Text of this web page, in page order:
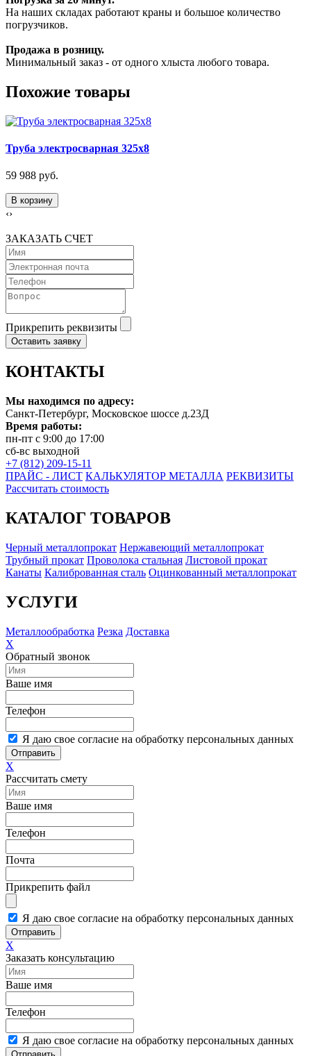
На наших складах работают краны и большое количество
погрузчиков.
Продажа в розницу.
Минимальный заказ - от одного хлыста любого товара.
Похожие товары
Труба электросварная 325х8
59 988 руб.
В корзину
‹›
ЗАКАЗАТЬ СЧЕТ
Прикрепить реквизиты
Оставить заявку
КОНТАКТЫ
Мы находимся по адресу:
Санкт-Петербург, Московское шоссе д.23Д
Время работы:
пн-пт с 9:00 до 17:00
сб-вс выходной
+7 (812) 209-15-11
ПРАЙС - ЛИСТ КАЛЬКУЛЯТОР МЕТАЛЛА РЕКВИЗИТЫ
Рассчитать стоимость
КАТАЛОГ ТОВАРОВ
Черный металлопрокат Нержавеющий металлопрокат
Трубный прокат Проволока стальная Листовой прокат
Канаты Калиброванная сталь Оцинкованный металлопрокат
УСЛУГИ
Металлообработка Резка Доставка
X
Обратный звонок
Ваше имя
Телефон
Я даю свое согласие на обработку персональных данных
Отправить
X
Рассчитать смету
Ваше имя
Телефон
Почта
Прикрепить файл
Я даю свое согласие на обработку персональных данных
Отправить
X
Заказать консультацию
Ваше имя
Телефон
Я даю свое согласие на обработку персональных данных